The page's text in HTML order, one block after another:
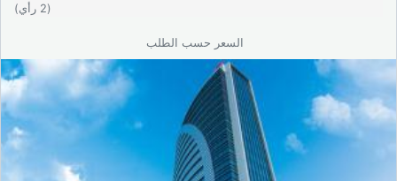
(2 رأي)
السعر حسب الطلب